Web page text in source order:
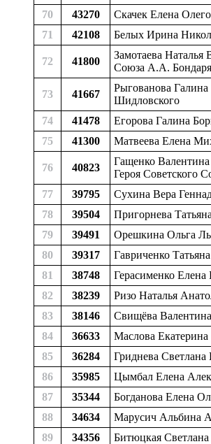
70
43270
Скачек Елена
71
42108 Белых Ирина
72 41800
Замотаева
Союза А.А. Бондаря
73 41667
Рыгованова
Шидловского
74
41478
Егорова Галина
75
41300 Матвеева Елена
76 40823
Гащенко
Героя Советского
77
39795
Сухина Вера
78
39504
Пригорнева
79
39491
Орешкина Ольга
80
39317
Гавриченко
81
38748
Герасименко
82
38239
Ризо Наталья
83
38146
Свищёва
84
36633
Маслова
85
36284
Гриднева Светлана
86
35985
Цымбал Елена
87
35344
Богданова Елена
88
34634
Марусич Альбина
89
34356 Битюцкая